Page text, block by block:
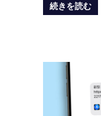
続きを読む